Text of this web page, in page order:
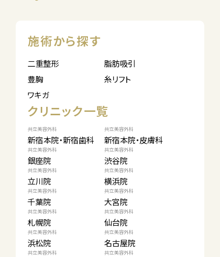
施術から探す
二重整形
脂肪吸引
豊胸
糸リフト
ワキガ
クリニック一覧
共立美容外科
新宿本院・新宿歯科
共立美容外科
新宿本院・皮膚科
共立美容外科
銀座院
共立美容外科
渋谷院
共立美容外科
立川院
共立美容外科
横浜院
共立美容外科
千葉院
共立美容外科
大宮院
共立美容外科
札幌院
共立美容外科
仙台院
共立美容外科
浜松院
共立美容外科
名古屋院
共立美容外科 共立美容外科